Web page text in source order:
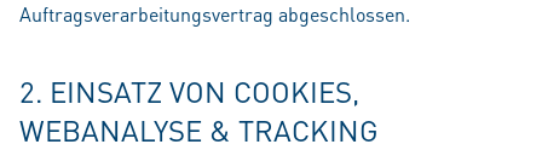
Auftragsverarbeitungsvertrag abgeschlossen.
2. EINSATZ VON COOKIES,
WEBANALYSE & TRACKING